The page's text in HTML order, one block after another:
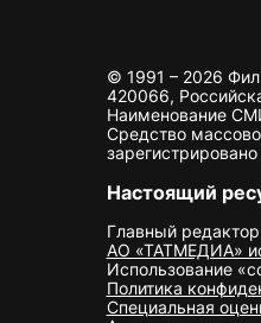
© 1991 – 2026
420066,
Наименование
Средство
Настоящий
Главный
АО «ТАТМЕДИА»
Использование
Политика
Специальная